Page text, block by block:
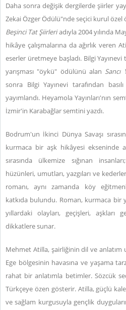
Daha sonra değişik dergilerde şiirler
Zekai Özger Ödülü"nde seçici kurul
Beşinci Tat Şiirleriadıyla 2004 yılında
hikâye çalışmalarına da ağırlık veren
eserler üretmeye başladı. Bilgi
yarışması "öykü" ödülünü alan Sancı
sonra Bilgi Yayınevi tarafından
yayımlandı. Heyamola Yayınları'nın
İzmir'in Karabağlar semtini yazdı.
Bodrum'un İkinci Dünya Savaşı
kurmaca bir aşk hikâyesi ekseninde
sırasında ülkemize sığınan
hüzünleri, umutları, yazgıları ve
romanı, aynı zamanda köy
katkıda bulundu. Roman, kurmaca bir
yıllardaki olayları, geçişleri, aşkları
dikkatlere sunar.
Mehmet Atilla, şairliğinin dil ve anlatım
Ege bölgesinin havasına ve yaşama
rahat bir anlatımla betimler. Sözcük
Türkçeye özen gösterir. Atilla, güçlü
ve sağlam kurgusuyla gençlik